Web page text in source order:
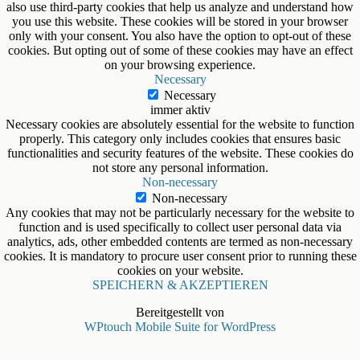
also use third-party cookies that help us analyze and understand how
you use this website. These cookies will be stored in your browser
only with your consent. You also have the option to opt-out of these
cookies. But opting out of some of these cookies may have an effect
on your browsing experience.
Necessary
Necessary
immer aktiv
Necessary cookies are absolutely essential for the website to function
properly. This category only includes cookies that ensures basic
functionalities and security features of the website. These cookies do
not store any personal information.
Non-necessary
Non-necessary
Any cookies that may not be particularly necessary for the website to
function and is used specifically to collect user personal data via
analytics, ads, other embedded contents are termed as non-necessary
cookies. It is mandatory to procure user consent prior to running these
cookies on your website.
SPEICHERN & AKZEPTIEREN
Bereitgestellt von
WPtouch Mobile Suite for WordPress